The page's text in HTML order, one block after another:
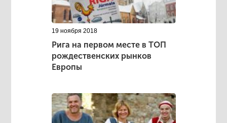
19 ноября 2018
Рига на первом месте в ТОП
рождественских рынков
Европы